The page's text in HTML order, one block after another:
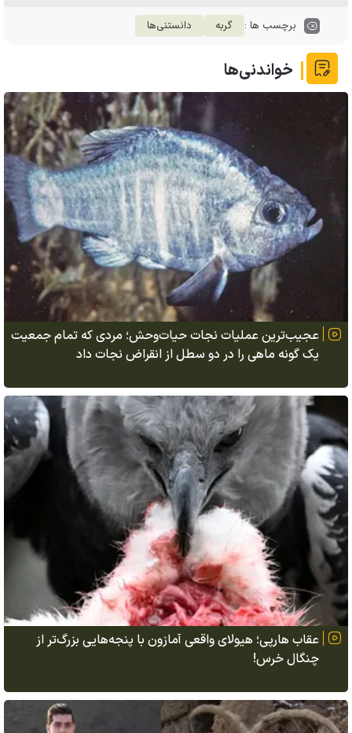
برچسب ها : گربه دانستنی‌ها
خواندنی‌ها
عجیب‌ترین عملیات نجات حیات‌وحش؛ مردی که تمام جمعیت
یک گونه ماهی را در دو سطل از انقراض نجات داد
عقاب هارپی؛ هیولای واقعی آمازون با پنجه‌هایی بزرگ‌تر از
چنگال خرس!